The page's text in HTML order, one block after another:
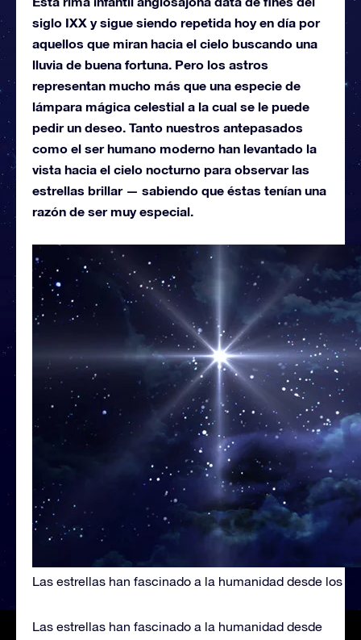
siglo IXX y sigue siendo repetida hoy en día por
aquellos que miran hacia el cielo buscando una
lluvia de buena fortuna. Pero los astros
representan mucho más que una especie de
lámpara mágica celestial a la cual se le puede
pedir un deseo. Tanto nuestros antepasados
como el ser humano moderno han levantado la
vista hacia el cielo nocturno para observar las
estrellas brillar — sabiendo que éstas tenían una
razón de ser muy especial.
Las estrellas han fascinado a la humanidad desde los
Las estrellas han fascinado a la humanidad desde